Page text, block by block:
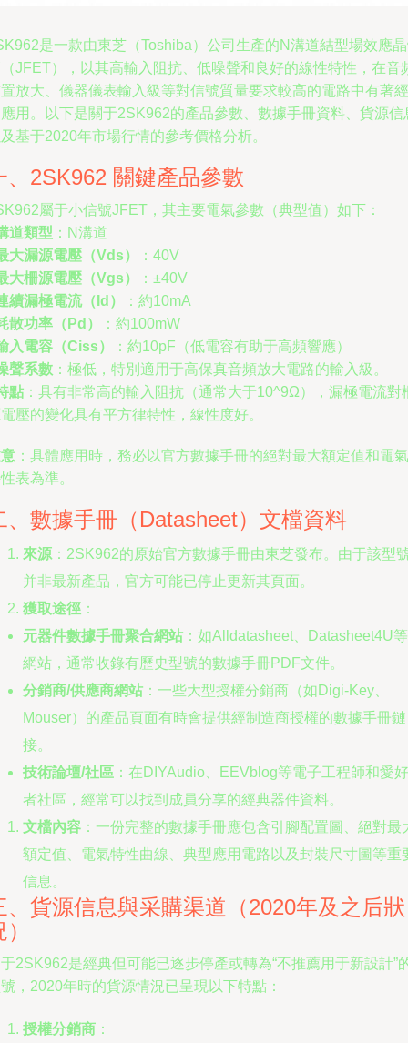
是一款由東芝（Toshiba）公司生產的N溝道結型場效應
JFET），以其高輸入阻抗、低噪聲和良好的線性特性，在音
放大、儀器儀表輸入級等對信號質量要求較高的電路中有著經
用。以下是關于2SK962的產品參數、數據手冊資料、貨源信
基于2020年市場行情的參考價格分析。
、2SK962 關鍵產品參數
屬于小信號JFET，其主要電氣參數（典型值）如下：
道類型 ：N溝道
大漏源電壓（Vds）
：40V
大柵源電壓（Vgs）
：±40V
續漏極電流（Id）
：約10mA
散功率（Pd）
：約100mW
入電容（Ciss）
：約10pF（低電容有助于高頻響應）
聲系數 ：極低，特別適用于高保真音頻放大電路的輸入級。
點 ：具有非常高的輸入阻抗（通常大于10^9Ω），漏極電流對
壓的變化具有平方律特性，線性度好。
：具體應用時，務必以官方數據手冊的絕對最大額定值和電氣
表為準。
、數據手冊（Datasheet）文檔資料
來源 ：2SK962的原始官方數據手冊由東芝發布。由于該型
并非最新產品，官方可能已停止更新其頁面。
獲取途徑 ：
元器件數據手冊聚合網站 ：如Alldatasheet、Datasheet4U等
網站，通常收錄有歷史型號的數據手冊PDF文件。
分銷商/供應商網站 ：一些大型授權分銷商（如Digi-Key、
Mouser）的產品頁面有時會提供經制造商授權的數據手冊鏈
接。
技術論壇/社區 ：在DIYAudio、EEVblog等電子工程師和愛好
者社區，經常可以找到成員分享的經典器件資料。
文檔內容 ：一份完整的數據手冊應包含引腳配置圖、絕對最
額定值、電氣特性曲線、典型應用電路以及封裝尺寸圖等重
信息。
、貨源信息與采購渠道（2020年及之后狀
2SK962是經典但可能已逐步停產或轉為“不推薦用于新設計”
，2020年時的貨源情況已呈現以下特點：
授權分銷商 ：